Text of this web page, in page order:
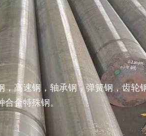
高速钢，轴承钢，弹簧钢，齿轮
金特殊钢。